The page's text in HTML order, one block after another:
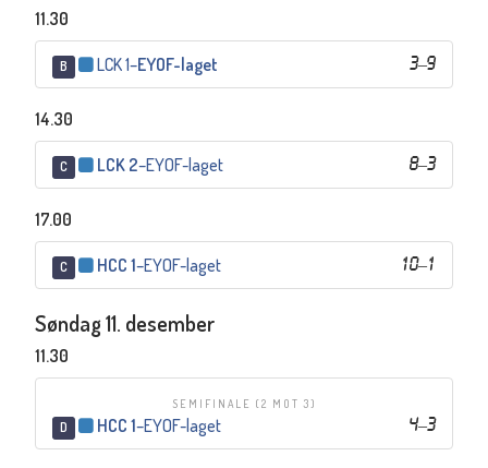
11.30
B 3–9
LCK 1–EYOF-laget
14.30
C 8–3
LCK 2–EYOF-laget
17.00
C 10–1
HCC 1–EYOF-laget
Søndag 11. desember
11.30
SEMIFINALE (2 MOT 3)
D 4–3
HCC 1–EYOF-laget